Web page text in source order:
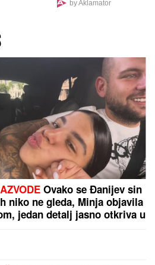
HAOS U RUDNIKU:
Rudari
proveli i ČETVRTU NOĆ u
jami! Balkan u neverici